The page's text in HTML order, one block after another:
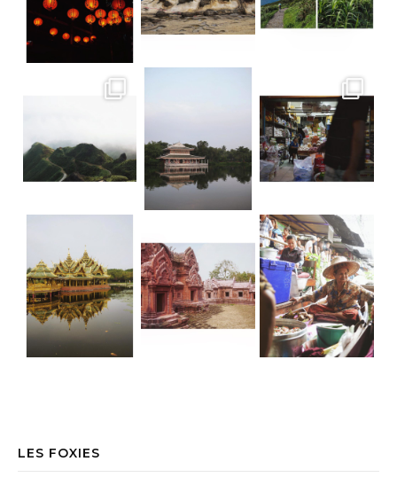
• Floating market TGIF ! La bonne nou
LES FOXIES